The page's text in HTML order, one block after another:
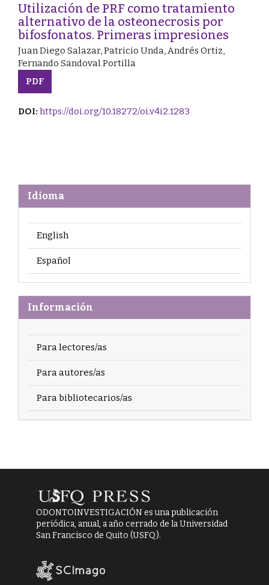
Utilización de PRF como tratamiento
alternativo de la osteonecrosis por
bifosfonatos. Primeras impresiones
Juan Diego Salazar, Patricio Unda, Andrés Ortiz,
Fernando Sandoval Portilla
PDF
DOI: https://doi.org/10.18272/oi.v4i2.1283
Idioma
English
Español
Información
Para lectores/as
Para autores/as
Para bibliotecarios/as
ODONTOINVESTIGACIÓN es una publicación
periódica, anual, a año cerrado de la Universidad
San Francisco de Quito (USFQ).